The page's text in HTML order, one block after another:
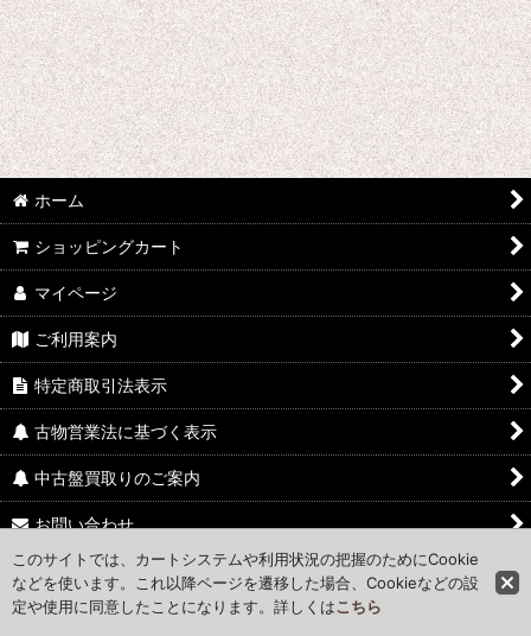
絞り込む
ホーム
ショッピングカート
マイページ
ご利用案内
特定商取引法表示
古物営業法に基づく表示
中古盤買取りのご案内
お問い合わせ
Access Map
このサイトでは、カートシステムや利用状況の把握のためにCookie
などを使います。これ以降ページを遷移した場合、Cookieなどの設
定や使用に同意したことになります。詳しくはこちら